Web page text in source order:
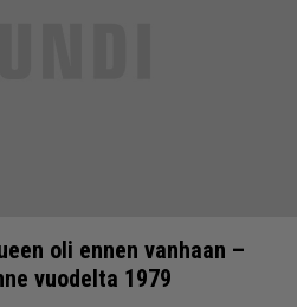
oli ennen vanhaan –
vuodelta 1979